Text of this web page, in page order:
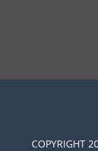
COPYRIGHT